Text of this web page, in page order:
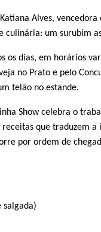
Alves,
um surubim
os dias, em horários
no Prato e pelo
telão no estande.
Show celebra o
que traduzem a
por ordem de
salgada)